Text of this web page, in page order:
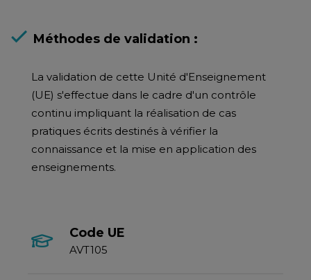
Méthodes de validation :
La validation de cette Unité d'Enseignement
(UE) s'effectue dans le cadre d'un contrôle
continu impliquant la réalisation de cas
pratiques écrits destinés à vérifier la
connaissance et la mise en application des
enseignements.
Code UE
AVT105